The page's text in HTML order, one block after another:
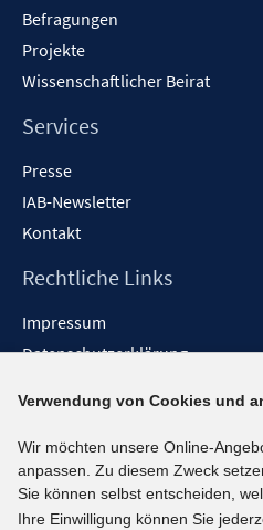
Befragungen
Projekte
Wissenschaftlicher Beirat
Services
Presse
IAB-Newsletter
Kontakt
Rechtliche Links
Impressum
Datenschutzerklärung
Barrieren melden
Social-Media-Kanäle
BlueSky
Verwendung von Cookies und
Wir möchten unsere Online-
anpassen. Zu diesem Zweck
Sie können selbst entscheiden,
Ihre Einwilligung können Sie